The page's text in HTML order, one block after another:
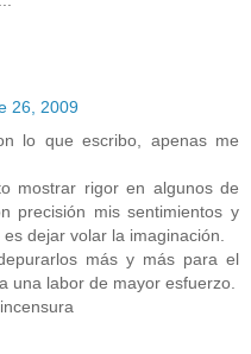
26, 2009
lo que escribo, apenas me
mostrar rigor en algunos de
precisión mis sentimientos y
dejar volar la imaginación.
más y más para el
una labor de mayor esfuerzo.